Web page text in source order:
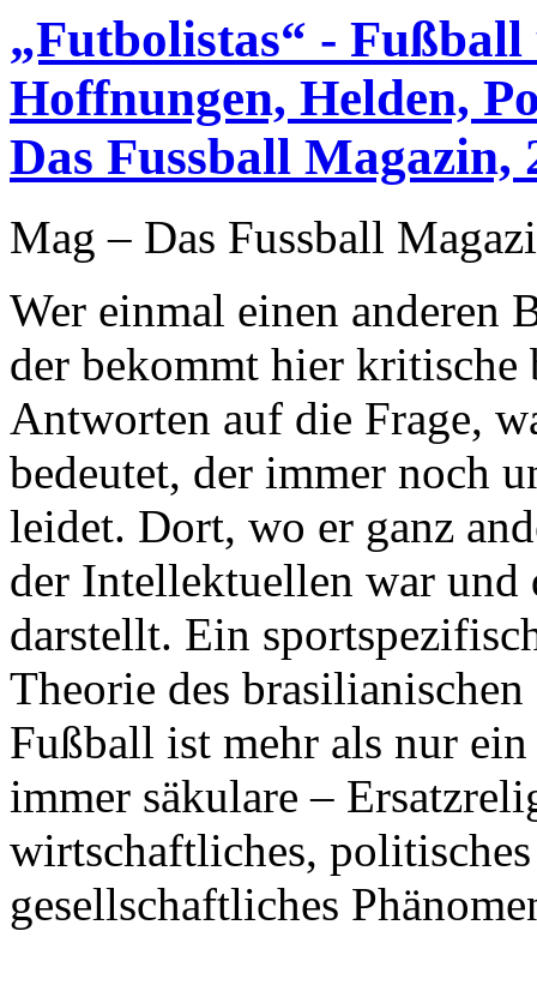
„Futbolistas“ -
Hoffnungen, Helden,
Das Fussball Magazin,
Mag – Das Fussball
Wer einmal einen
der bekommt hier kritische
Antworten auf die Frage,
bedeutet, der immer noch
leidet. Dort, wo er ganz
der Intellektuellen war und
darstellt. Ein
Theorie des
Fußball ist mehr als nur
immer säkulare –
wirtschaftliches,
gesellschaftliches